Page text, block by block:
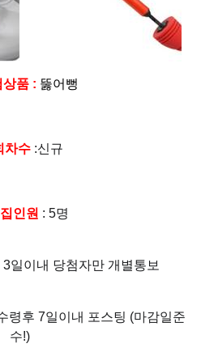
품 : 뚫어뻥
차수 :신규
인원 : 5명
3일이내 당첨자만 개별통보
령후 7일이내 포스팅 (마감일준
수!)